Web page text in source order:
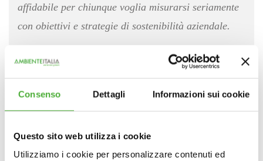
Consenso Dettagli Informazioni sui cookie
Questo sito web utilizza i cookie
Utilizziamo i cookie per personalizzare contenuti ed
affidabile per chiunque voglia misurarsi seriamente
con obiettivi e strategie di sostenibilità aziendale.